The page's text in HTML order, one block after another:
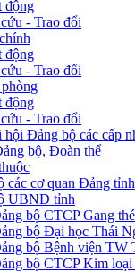
động
- Trao đổi
động
- Trao đổi
động
- Trao đổi
Đảng bộ các cấp
bộ, Đoàn thể
các cơ quan Đảng tỉnh
UBND tỉnh
bộ CTCP Gang
bộ Đại học Thái
bộ Bệnh viện TW
bộ CTCP Kim